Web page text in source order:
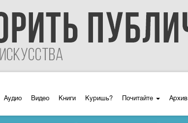
Аудио Видео Книги Куришь? Почитайте Архив